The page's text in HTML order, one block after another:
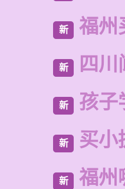
新 福州
新 四
新 孩子
新 买小
新 福州